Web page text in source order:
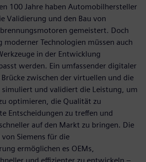
100 Jahre haben Automobilhersteller
Validierung und den Bau von
gemeistert. Doch
Technologien müssen auch
in der Entwicklung
werden. Ein umfassender digitaler
zwischen der virtuellen und die
simuliert und validiert die Leistung, um
optimieren, die Qualität zu
Entscheidungen zu treffen und
auf den Markt zu bringen. Die
Siemens für die
ermöglichen es OEMs,